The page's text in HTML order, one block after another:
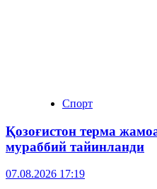
Спорт
Қозоғистон терма
мураббий тайинланди
07.08.2026 17:19